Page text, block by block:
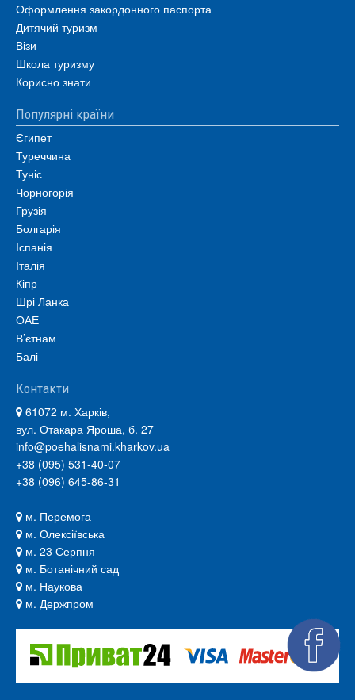
Оформлення закордонного паспорта
Дитячий туризм
Візи
Школа туризму
Корисно знати
Популярні країни
Єгипет
Туреччина
Туніс
Чорногорія
Грузія
Болгарія
Іспанія
Італія
Кіпр
Шрі Ланка
ОАЕ
В’єтнам
Балі
Контакти
61072 м. Харків,
вул. Отакара Яроша, б. 27
info@poehalisnami.kharkov.ua
+38 (095) 531-40-07
+38 (096) 645-86-31
м. Перемога
м. Олексіївська
м. 23 Серпня
м. Ботанічний сад
м. Наукова
м. Держпром